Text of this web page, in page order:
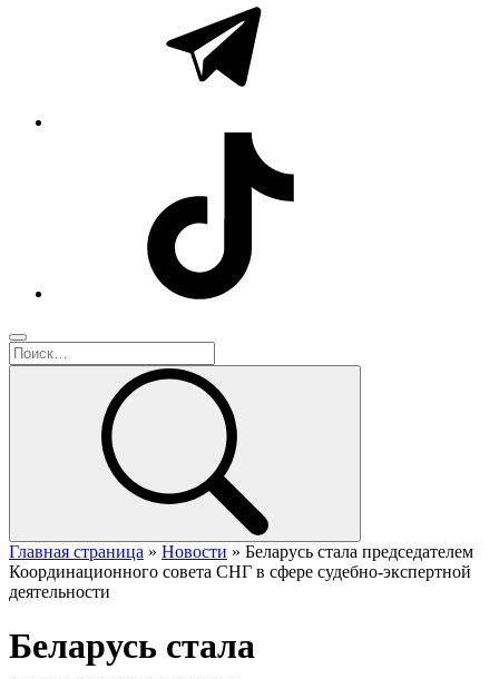
Главная страница » Новости » Беларусь стала председателем
Координационного совета СНГ в сфере судебно-экспертной
деятельности
Беларусь стала